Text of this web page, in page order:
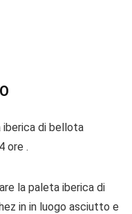
di bellota
ore .
la paleta iberica di
in in luogo asciutto e